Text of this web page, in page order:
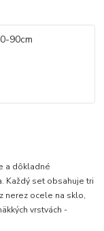
a dôkladné
Každý set obsahuje tri
nerez ocele na sklo,
vrstvách -